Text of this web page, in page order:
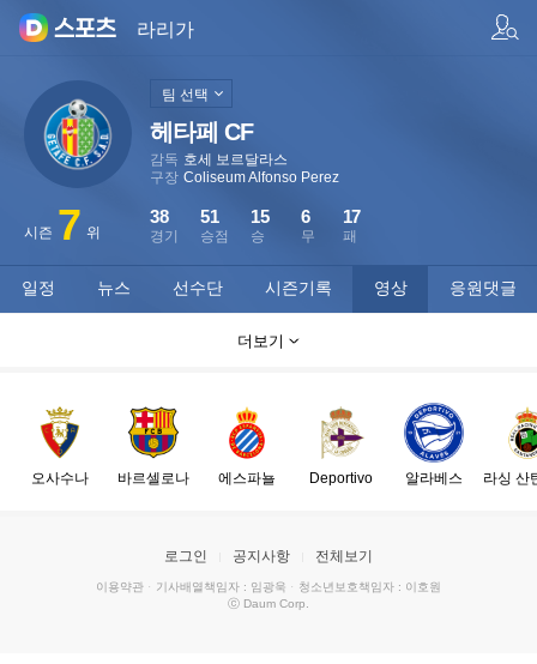
라리가
헤타페 CF
감독 호세 보르달라스
구장 Coliseum Alfonso Perez
시즌 7 위 경기
38
승점
51
승
15
무
6
패
17
팀 선택
일정 뉴스 선수단 시즌기록 영상 응원댓글
더보기
오사수나 바르셀로나 에스파뇰 Deportivo 알라베스 라싱 산
로그인 공지사항 전체보기
이용약관 · 기사배열책임자 : 임광욱 · 청소년보호책임자 : 이호원
ⓒ Daum Corp.